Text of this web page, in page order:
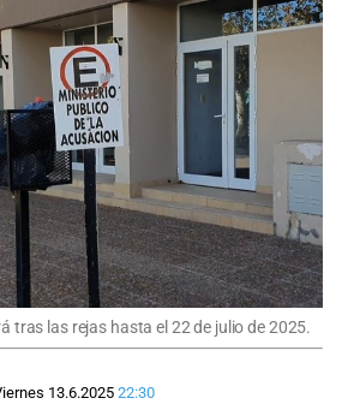
tras las rejas hasta el 22 de julio de 2025.
13.6.2025 22:30